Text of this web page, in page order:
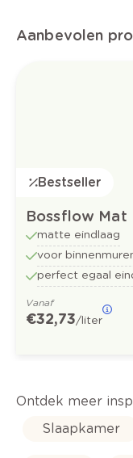
Aanbevolen
Bestseller
Bossflow Mat
matte eindlaag
voor
perfect egaal
Vanaf
€ 32,73/liter
Ontdek meer
Slaapkamer